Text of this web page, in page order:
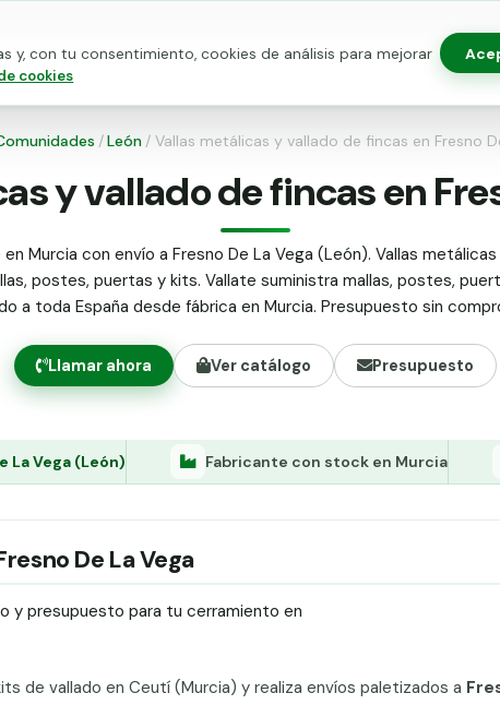
y, con tu consentimiento, cookies de análisis para mejorar
cookies
para vallado
/León / Vallas metálicas y vallado de fincas en Fresno
y vallado de fincas en
Murcia con envío a Fresno De La Vega (León). Vallas
postes, puertas y kits. Vallate suministra mallas, postes,
a toda España desde fábrica en Murcia. Presupuesto sin
Llamar ahora Ver catálogo Presupuesto
La Vega (León) Fabricante con stock en Murcia
De La Vega
y presupuesto para tu cerramiento en
de vallado en Ceutí (Murcia) y realiza envíos paletizados a